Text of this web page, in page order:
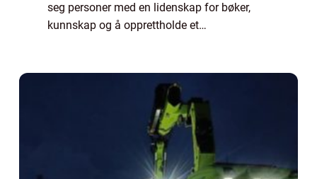
seg personer med en lidenskap for bøker,
kunnskap og å opprettholde et